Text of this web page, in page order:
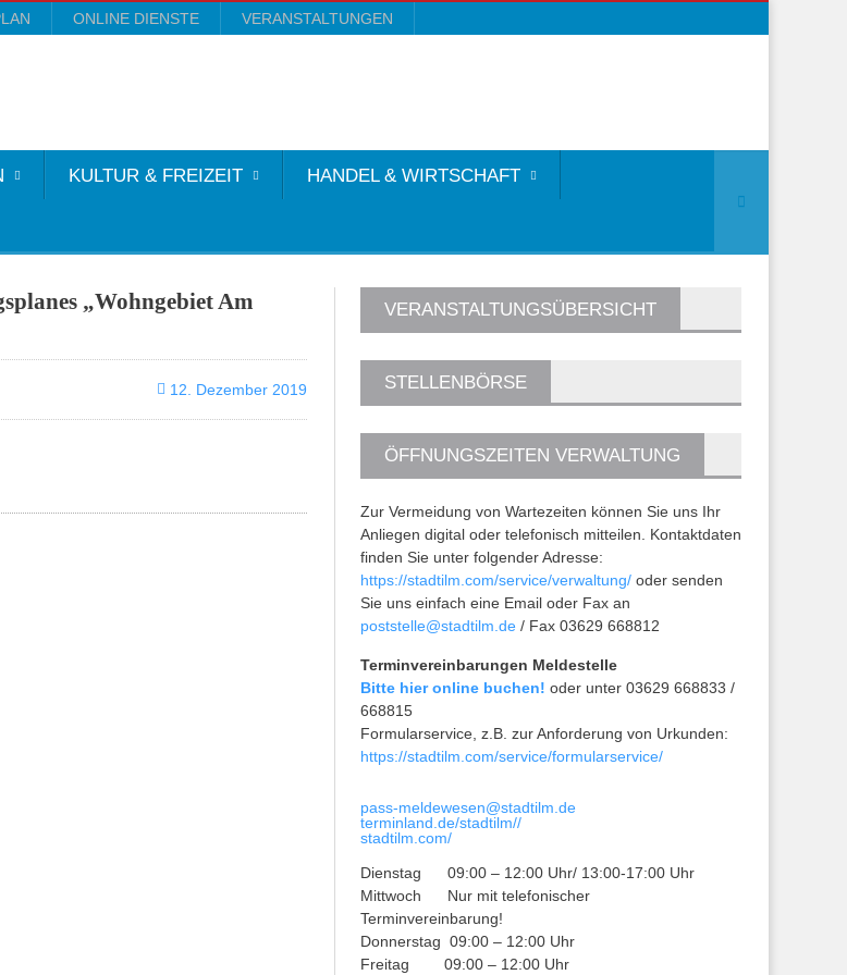
ONLINE DIENSTE VERANSTALTUNGEN
KULTUR & FREIZEIT HANDEL & WIRTSCHAFT
„Wohngebiet Am
12. Dezember 2019
VERANSTALTUNGSÜBERSICHT
STELLENBÖRSE
ÖFFNUNGSZEITEN VERWALTUNG
Zur Vermeidung von Wartezeiten können Sie uns Ihr
Anliegen digital oder telefonisch mitteilen. Kontaktdaten
finden Sie unter folgender Adresse:
https://stadtilm.com/service/verwaltung/ oder senden
Sie uns einfach eine Email oder Fax an
poststelle@stadtilm.de / Fax 03629 668812
Terminvereinbarungen Meldestelle
Bitte hier online buchen! oder unter 03629 668833 /
668815
Formularservice, z.B. zur Anforderung von Urkunden:
https://stadtilm.com/service/formularservice/
pass-meldewesen@stadtilm.de
terminland.de/stadtilm//
stadtilm.com/
Dienstag 09:00 – 12:00 Uhr/ 13:00-17:00 Uhr
Mittwoch Nur mit telefonischer
Terminvereinbarung!
Donnerstag 09:00 – 12:00 Uhr
Freitag 09:00 – 12:00 Uhr